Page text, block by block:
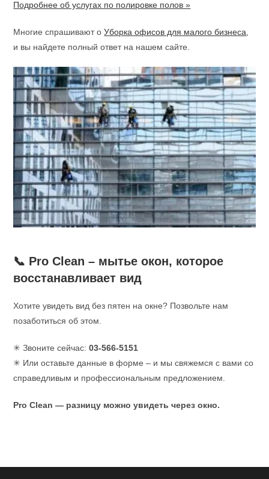
Подробнее об услугах по полировке полов »
Многие спрашивают оУборка офисов для малого бизнеса
и вы найдете полный ответ на нашем сайте.
📞 Pro Clean – мытье окон, которое
восстанавливает вид
Хотите увидеть вид без пятен на окне? Позвольте нам
позаботиться об этом.
✳ Звоните сейчас:03-566-5151
✳ Или оставьте данные в форме – и мы свяжемся с вами со
справедливым и профессиональным предложением.
Pro Clean — разницу можно увидеть через окно.